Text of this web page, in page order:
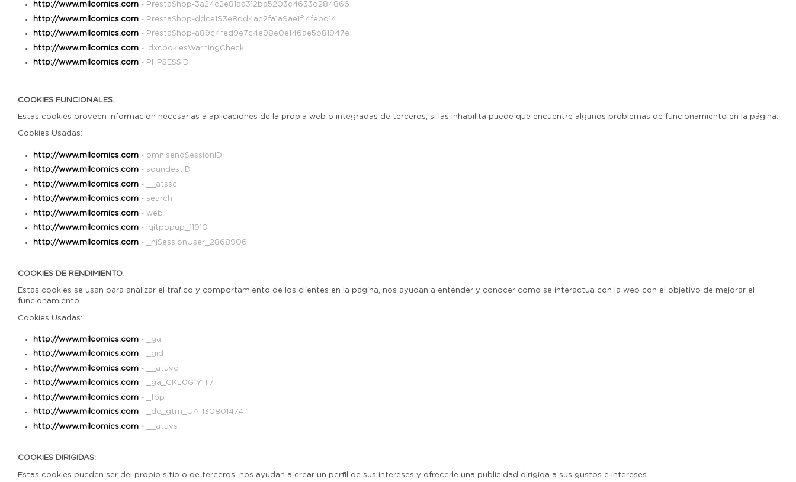
http://www.milcomics.com - PrestaShop-3a24c2e81aa312ba5203c4633d284866
http://www.milcomics.com - PrestaShop-ddce193e8dd4ac2fa1a9ae1f14febd14
http://www.milcomics.com - PrestaShop-a89c4fed9e7c4e98e0e146ae5b81947e
http://www.milcomics.com - idxcookiesWarningCheck
http://www.milcomics.com - PHPSESSID
COOKIES FUNCIONALES.
Estas cookies proveen información necesarias a aplicaciones de la propia web o integradas de terceros, si las inhabilita puede que encuentre algunos problemas de funcionamiento en la página.
Cookies Usadas:
http://www.milcomics.com - omnisendSessionID
http://www.milcomics.com - soundestID
http://www.milcomics.com - __atssc
http://www.milcomics.com - search
http://www.milcomics.com - web
http://www.milcomics.com - iqitpopup_11910
http://www.milcomics.com - _hjSessionUser_2868906
COOKIES DE RENDIMIENTO.
Estas cookies se usan para analizar el trafico y comportamiento de los clientes en la página, nos ayudan a entender y conocer como se interactua con la web con el objetivo de mejorar el
funcionamiento.
Cookies Usadas:
http://www.milcomics.com - _ga
http://www.milcomics.com - _gid
http://www.milcomics.com - __atuvc
http://www.milcomics.com - _ga_CKL0G1Y1T7
http://www.milcomics.com - _fbp
http://www.milcomics.com - _dc_gtm_UA-130801474-1
http://www.milcomics.com - __atuvs
COOKIES DIRIGIDAS:
Estas cookies pueden ser del propio sitio o de terceros, nos ayudan a crear un perfil de sus intereses y ofrecerle una publicidad dirigida a sus gustos e intereses.